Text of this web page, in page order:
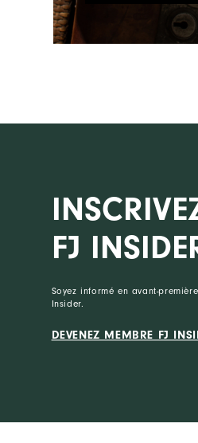
FJ
Soyez informé en avant-
Insider.
DEVENEZ MEMBRE FJ